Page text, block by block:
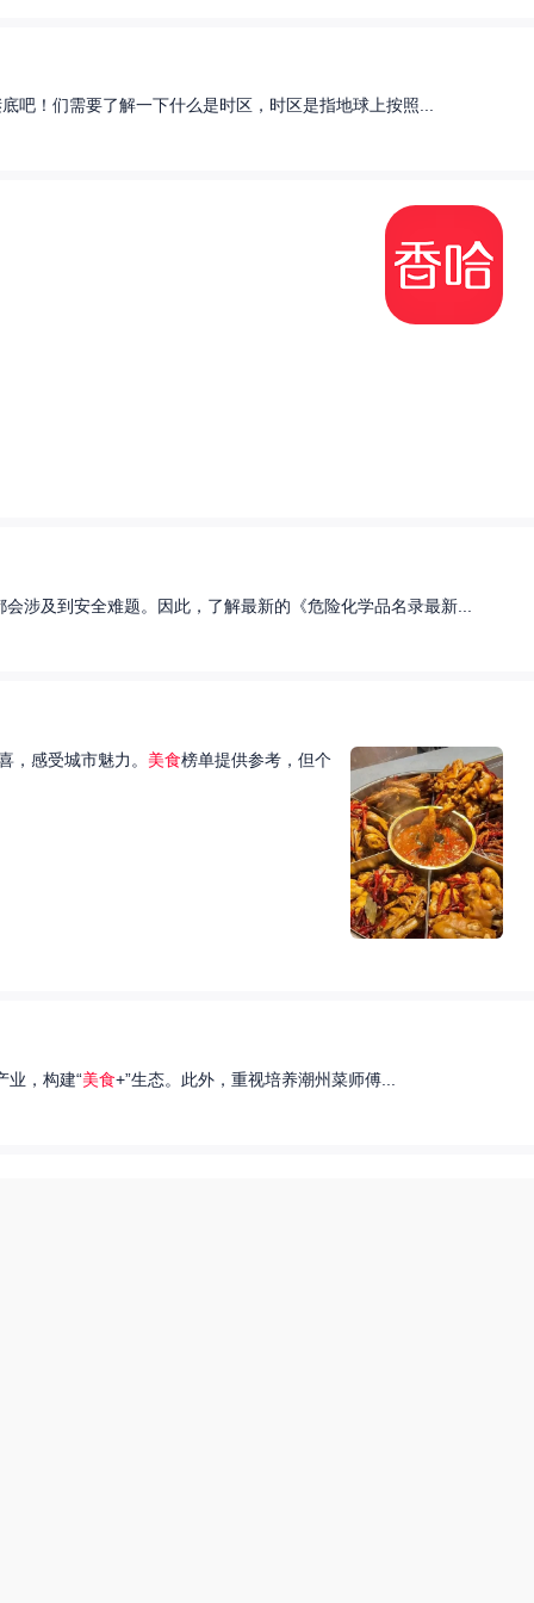
吧！们需要了解一下什么是时区，时区是指地球上按照...
涉及到安全难题。因此，了解最新的《危险化学品名录最新...
，感受城市魅力。 美食榜单提供参考，但个
业，构建“美食+”生态。此外，重视培养潮州菜师傅...